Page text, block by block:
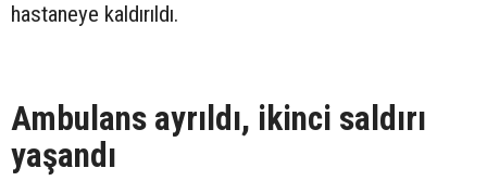
hastaneye kaldırıldı.
Ambulans ayrıldı, ikinci saldırı
yaşandı